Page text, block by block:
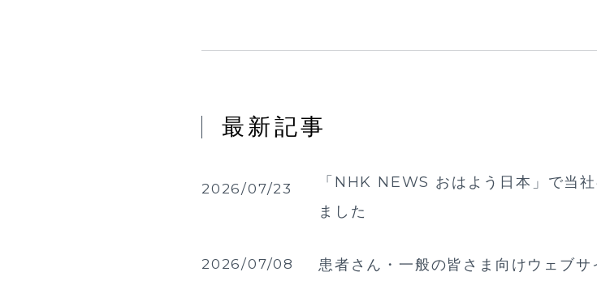
最新記事
2026/07/23
「NHK NEWS おはよう日本」で当
ました
2026/07/08 患者さん・一般の皆さま向けウェブ